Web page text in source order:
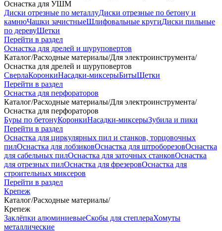
Оснастка для УШМ
Диски отрезные по металлуДиски отрезные по бетону и
камнюЧашки зачистныеШлифовальные кругиДиски пильные
по деревуЩетки
Перейти в раздел
Оснастка для дрелей и шуруповертов
Каталог/Расходные материалы/Для электроинструмента/
Оснастка для дрелей и шуруповертов
СверлаКоронкиНасадки-миксерыБитыЩетки
Перейти в раздел
Оснастка для перфораторов
Каталог/Расходные материалы/Для электроинструмента/
Оснастка для перфораторов
Буры по бетонуКоронкиНасадки-миксерыЗубила и пики
Перейти в раздел
Оснастка для циркулярных пил и станков, торцовочных
пилОснастка для лобзиковОснастка для штроборезовОснастка
для сабельных пилОснастка для заточных станковОснастка
для отрезных пилОснастка для фрезеровОснастка для
строительных миксеров
Перейти в раздел
Крепеж
Каталог/Расходные материалы/
Крепеж
Заклёпки алюминиевыеСкобы для степлераХомуты
металлические